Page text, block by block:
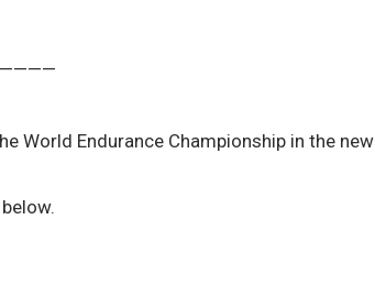
World Endurance Championship in the new